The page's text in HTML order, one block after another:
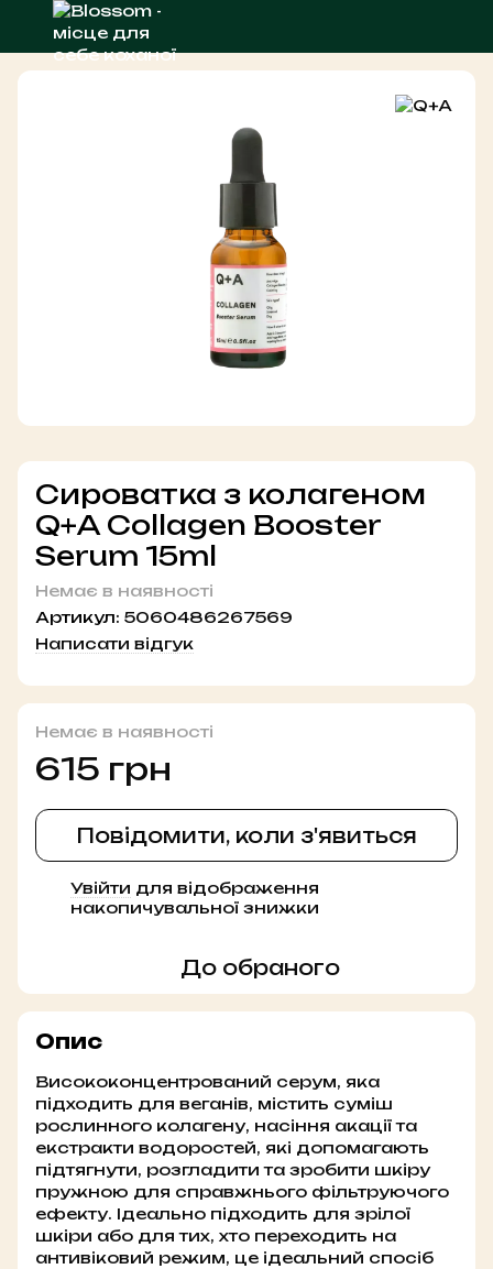
Сироватка з колагеном
Q+A Collagen Booster
Serum 15ml
Немає в наявності
Артикул: 5060486267569
Написати відгук
Немає в наявності
615 грн
Повідомити, коли з'явиться
Увійти для відображення
накопичувальної знижки
До обраного
Опис
Висококонцентрований серум, яка
підходить для веганів, містить суміш
рослинного колагену, насіння акації та
екстракти водоростей, які допомагають
підтягнути, розгладити та зробити шкіру
пружною для справжнього фільтруючого
ефекту. Ідеально підходить для зрілої
шкіри або для тих, хто переходить на
антивіковий режим, це ідеальний спосіб